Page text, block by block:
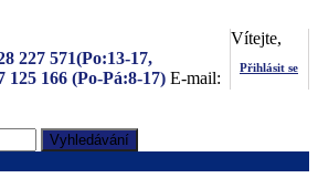
Vítejte,
Přihlásit se
227 571(Po:13-17,
125 166 (Po-Pá:8-17) E-mail:
Vyhledávání